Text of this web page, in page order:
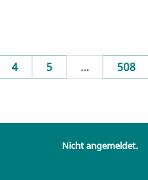
4 5 ... 508
Nicht angemeldet.